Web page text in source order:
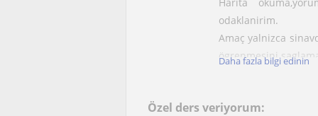
odaklanirim.
Amaç yalnizca
ögrenmesini
Daha fazla bilgi edinin
Özel ders veriyorum: